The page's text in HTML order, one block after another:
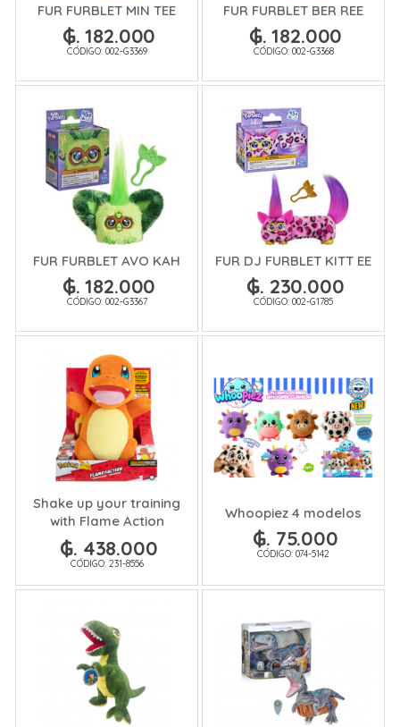
FUR FURBLET MIN TEE
₲. 182.000
CÓDIGO: 002-G3369
FUR FURBLET BER REE
₲. 182.000
CÓDIGO: 002-G3368
FUR FURBLET AVO KAH
₲. 182.000
CÓDIGO: 002-G3367
FUR DJ FURBLET KITT EE
₲. 230.000
CÓDIGO: 002-G1785
Shake up your training
with Flame Action
Charmande
₲. 438.000
CÓDIGO: 231-8556
Whoopiez 4 modelos
₲. 75.000
CÓDIGO: 074-5142